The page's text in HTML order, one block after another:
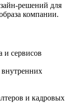
решений для
компании.
и сервисов
и кадровых